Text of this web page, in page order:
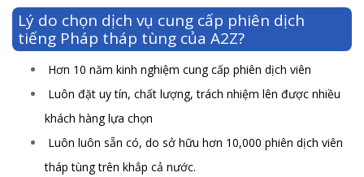
Lý do chọn dịch vụ cung cấp phiên dịch
tiếng Pháp tháp tùng của A2Z?
Hơn 10 năm kinh nghiệm cung cấp phiên dịch viên
Luôn đặt uy tín, chất lượng, trách nhiệm lên được nhiều
khách hàng lựa chọn
Luôn luôn sẵn có, do sở hữu hơn 10,000 phiên dịch viên
tháp tùng trên khắp cả nước.